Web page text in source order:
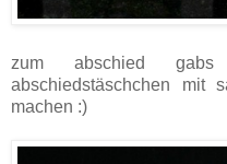
zum abschied
abschiedstäschchen mit
machen :)